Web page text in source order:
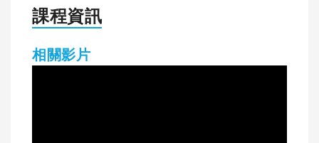
課程資訊
相關影片